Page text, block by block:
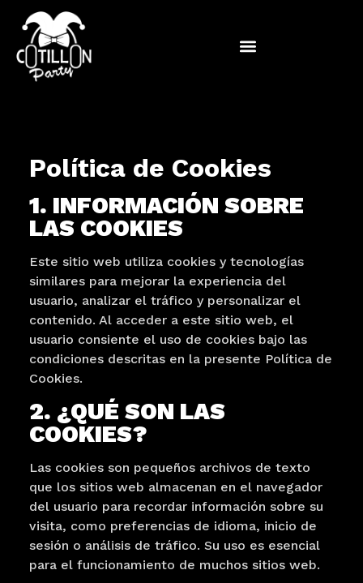
Política de Cookies
1. INFORMACIÓN SOBRE
LAS COOKIES
Este sitio web utiliza cookies y tecnologías
similares para mejorar la experiencia del
usuario, analizar el tráfico y personalizar el
contenido. Al acceder a este sitio web, el
usuario consiente el uso de cookies bajo las
condiciones descritas en la presente Política de
Cookies.
2. ¿QUÉ SON LAS
COOKIES?
Las cookies son pequeños archivos de texto
que los sitios web almacenan en el navegador
del usuario para recordar información sobre su
visita, como preferencias de idioma, inicio de
sesión o análisis de tráfico. Su uso es esencial
para el funcionamiento de muchos sitios web.